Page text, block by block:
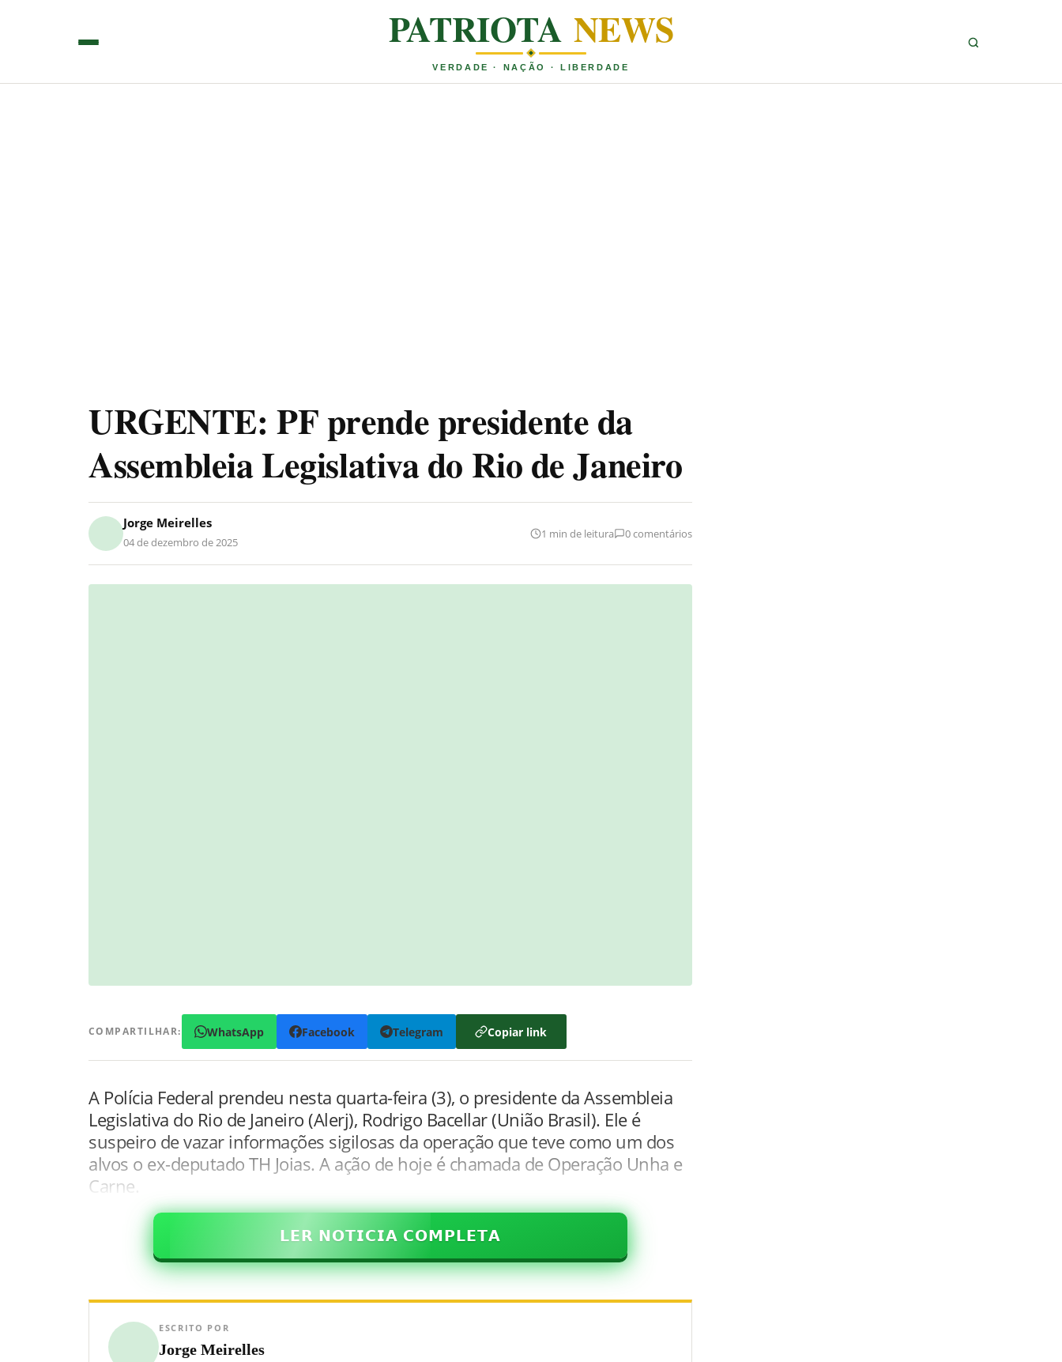
PATRIOTA NEWS
VERDADE · NAÇÃO · LIBERDADE
URGENTE: PF prende presidente da
Assembleia Legislativa do Rio de Janeiro
Jorge Meirelles
04 de dezembro de 2025
1 min de leitura 0 comentários
COMPARTILHAR: WhatsApp Facebook Telegram Copiar link
A Polícia Federal prendeu nesta quarta-feira (3), o presidente da Assembleia
Legislativa do Rio de Janeiro (Alerj), Rodrigo Bacellar (União Brasil). Ele é
suspeiro de vazar informações sigilosas da operação que teve como um dos
alvos o ex-deputado TH Joias. A ação de hoje é chamada de Operação Unha e
Carne.
𝗟𝗘𝗥 𝗡𝗢𝗧𝗜𝗖𝗜𝗔 𝗖𝗢𝗠𝗣𝗟𝗘𝗧𝗔
ESCRITO POR
Jorge Meirelles